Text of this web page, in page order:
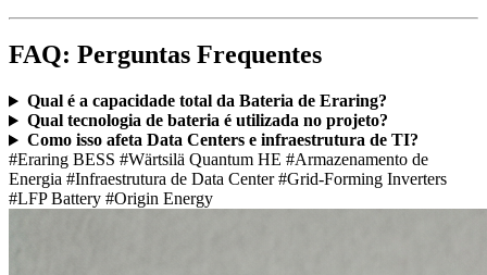
FAQ: Perguntas Frequentes
Qual é a capacidade total da Bateria de Eraring?
Qual tecnologia de bateria é utilizada no projeto?
Como isso afeta Data Centers e infraestrutura de TI?
#Eraring BESS #Wärtsilä Quantum HE #Armazenamento de
Energia #Infraestrutura de Data Center#Grid-Forming Inverters
#LFP Battery #Origin Energy